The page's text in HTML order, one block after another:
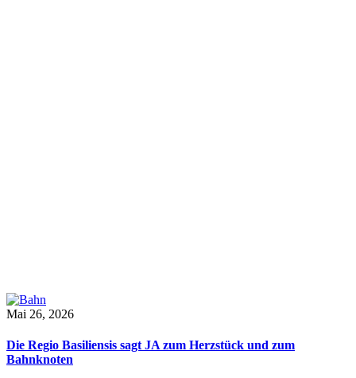
Mai 26, 2026
Die Regio Basiliensis sagt JA zum Herzstück und zum
Bahnknoten